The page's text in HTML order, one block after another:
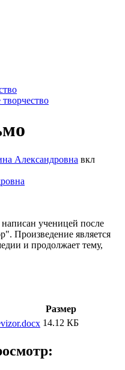
Александровна вкл
ученицей после
Произведение является
и продолжает тему,
Размер
14.12 КБ